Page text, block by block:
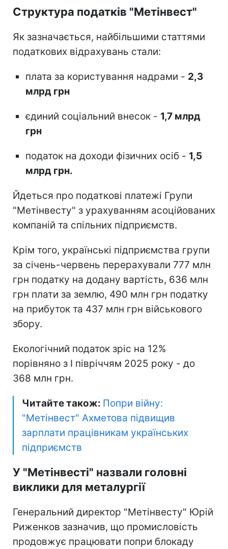
Структура податків "Метінвест"
Як зазначається, найбільшими статтями
податкових відрахувань стали:
плата за користування надрами - 2,3
млрд грн
єдиний соціальний внесок - 1,7 млрд
грн
податок на доходи фізичних осіб - 1,5
млрд грн.
Йдеться про податкові платежі Групи
"Метінвесту" з урахуванням асоційованих
компаній та спільних підприємств.
Крім того, українські підприємства групи
за січень-червень перерахували 777 млн
грн податку на додану вартість, 636 млн
грн плати за землю, 490 млн грн податку
на прибуток та 437 млн грн військового
збору.
Екологічний податок зріс на 12%
порівняно з I півріччям 2025 року - до
368 млн грн.
Читайте також: Попри війну:
"Метінвест" Ахметова підвищив
зарплати працівникам українських
підприємств
У "Метінвесті" назвали головні
виклики для металургії
Генеральний директор "Метінвесту" Юрій
Риженков зазначив, що промисловість
продовжує працювати попри блокаду